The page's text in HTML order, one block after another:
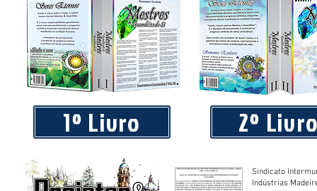
1º Livro 2º
Sindicato
Indústrias